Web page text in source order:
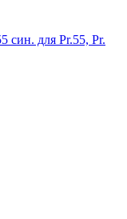
син. для Pr.55, Pr.